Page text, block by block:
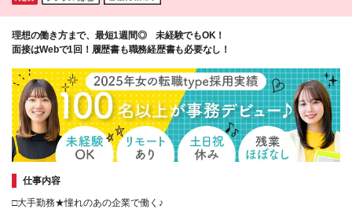
理想の働き方まで、最短1週間◎ 未経験でもOK！
面接はWebで1回！履歴書も職務経歴書も必要なし！
仕事内容
□大手勤務★憧れのあの企業で働く♪